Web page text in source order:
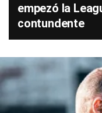
empezó la
contundente